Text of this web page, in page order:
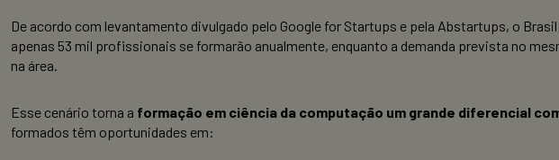
De acordo com levantamento divulgado pelo Google for Startups e pela Abstartups, o
apenas 53 mil profissionais se formarão anualmente, enquanto a demanda prevista no
na área.
Esse cenário torna a formação em ciência da computação um grande diferencial
formados têm oportunidades em: